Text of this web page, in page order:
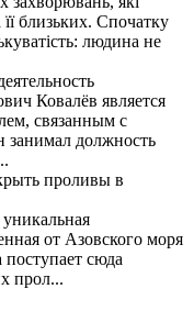
близьких. Спочатку
людина не
Ковалёв является
связанным с
занимал должность
проливы в
от Азовского моря
сюда
прол...